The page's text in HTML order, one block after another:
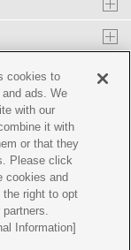
cookies to
ads. We
with our
it with
or that they
Please click
cookies and
the right to opt
Information]